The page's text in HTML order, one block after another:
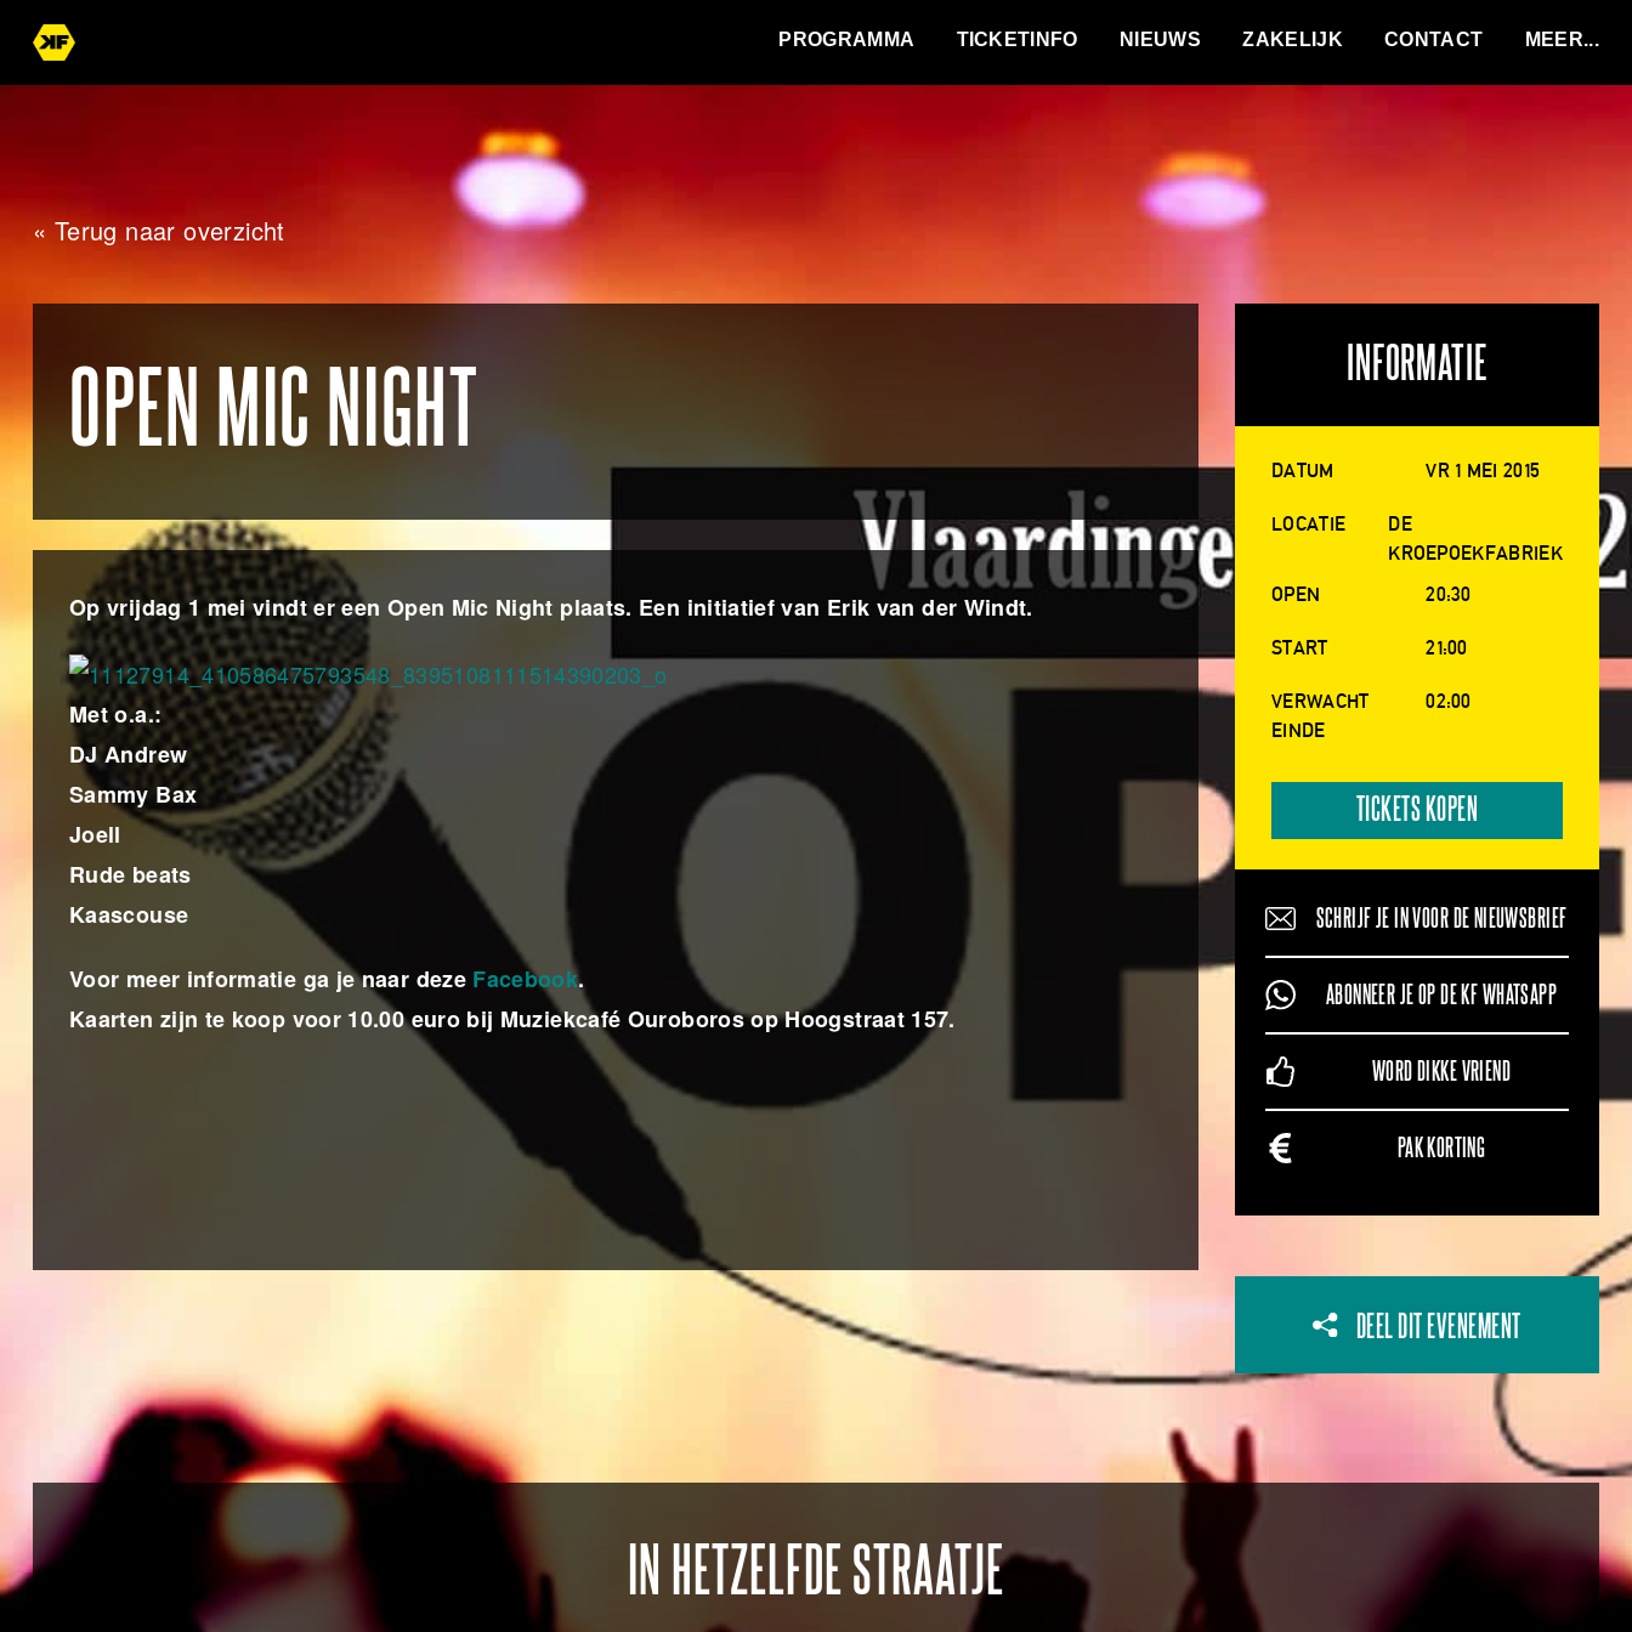
PROGRAMMA TICKETINFO NIEUWS ZAKELIJK CONTACT
« Terug naar overzicht
OPEN MIC NIGHT
Op vrijdag 1 mei vindt er een Open Mic Night plaats. Een initiatief van Erik van der Windt.
Met o.a.:
DJ Andrew
Sammy Bax
Joell
Rude beats
Kaascouse
Voor meer informatie ga je naar deze Facebook.
Kaarten zijn te koop voor 10.00 euro bij Muziekcafé Ouroboros op Hoogstraat 157.
INFORMATIE
DATUM VR 1 MEI 2015
LOCATIE
DE
KROEPOEKFABRIEK
OPEN
20:30
START 21:00
VERWACHT
EINDE
02:00
TICKETS KOPEN
SCHRIJF JE IN VOOR DE NIEUWSBRIEF
ABONNEER JE OP DE KF WHATSAPP
WORD DIKKE VRIEND
PAK KORTING
DEEL DIT EVENEMENT
IN HETZELFDE STRAATJE